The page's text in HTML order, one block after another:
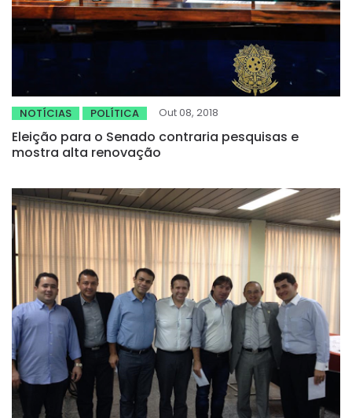
NOTÍCIAS POLÍTICA Out 08, 2018
Eleição para o Senado contraria pesquisas e
mostra alta renovação